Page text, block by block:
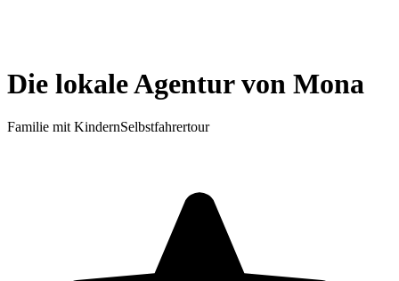
Die lokale Agentur von Mona
Familie mit KindernSelbstfahrertour